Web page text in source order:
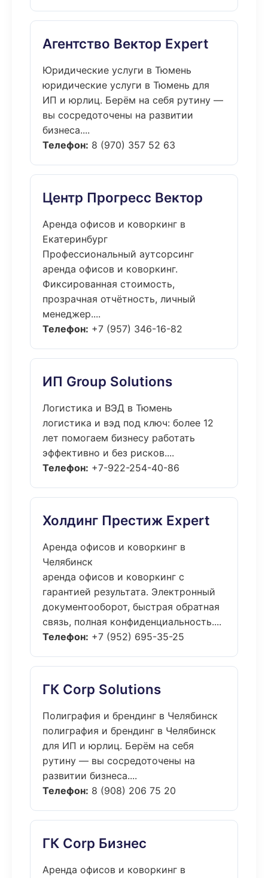
Агентство Вектор Expert
Юридические услуги в Тюмень
юридические услуги в Тюмень для
ИП и юрлиц. Берём на себя рутину —
вы сосредоточены на развитии
бизнеса....
Телефон: 8 (970) 357 52 63
Центр Прогресс Вектор
Аренда офисов и коворкинг в
Екатеринбург
Профессиональный аутсорсинг
аренда офисов и коворкинг.
Фиксированная стоимость,
прозрачная отчётность, личный
менеджер....
Телефон: +7 (957) 346-16-82
ИП Group Solutions
Логистика и ВЭД в Тюмень
логистика и вэд под ключ: более 12
лет помогаем бизнесу работать
эффективно и без рисков....
Телефон: +7-922-254-40-86
Холдинг Престиж Expert
Аренда офисов и коворкинг в
Челябинск
аренда офисов и коворкинг с
гарантией результата. Электронный
документооборот, быстрая обратная
связь, полная конфиденциальность....
Телефон: +7 (952) 695-35-25
ГК Corp Solutions
Полиграфия и брендинг в Челябинск
полиграфия и брендинг в Челябинск
для ИП и юрлиц. Берём на себя
рутину — вы сосредоточены на
развитии бизнеса....
Телефон: 8 (908) 206 75 20
ГК Corp Бизнес
Аренда офисов и коворкинг в